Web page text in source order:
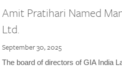
Amit Pratihari Named
Ltd.
September 30, 2025
The board of directors of GIA India